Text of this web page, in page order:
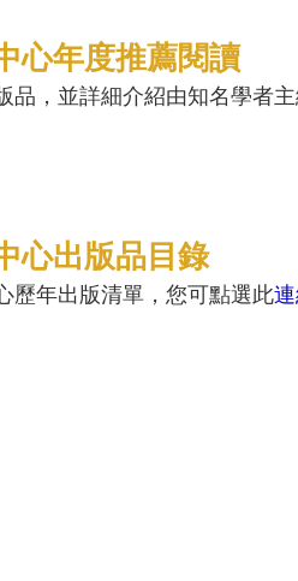
心年度推薦閱讀
品，並詳細介紹由知名學者
心出版品目錄
歷年出版清單，您可點選此